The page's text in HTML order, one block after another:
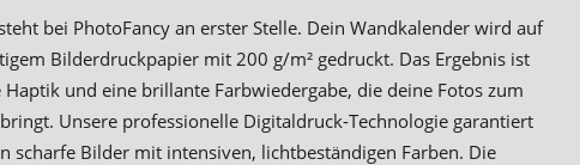
bei PhotoFancy an erster Stelle. Dein Wandkalender wird auf
Bilderdruckpapier mit 200 g/m² gedruckt. Das Ergebnis ist
Haptik und eine brillante Farbwiedergabe, die deine Fotos zum
Unsere professionelle Digitaldruck-Technologie garantiert
scharfe Bilder mit intensiven, lichtbeständigen Farben. Die